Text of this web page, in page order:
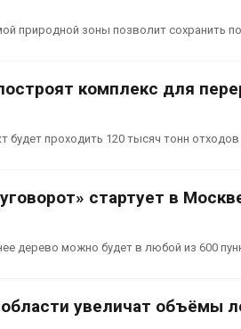
природной зоны позволит сохранить
комплекс для
будет проходить 120 тысяч тонн отходов
стартует в
дерево можно будет в любой из 600
увеличат объёмы